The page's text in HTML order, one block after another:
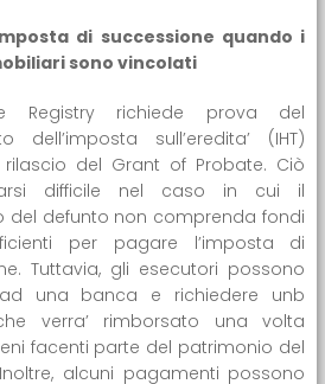
di successione quando i
sono vincolati
Registry richiede prova del
dell’imposta sull’eredita’ (IHT)
del Grant of Probate. Ciò
difficile nel caso in cui il
del defunto non comprenda fondi
per pagare l’imposta di
Tuttavia, gli esecutori possono
una banca e richiedere unb
verra’ rimborsato una volta
facenti parte del patrimonio del
alcuni pagamenti possono